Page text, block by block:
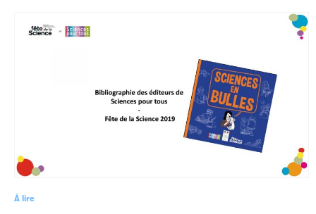
À lire